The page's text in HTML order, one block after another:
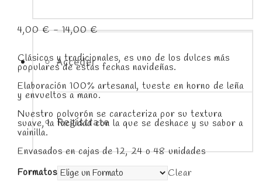
Acceder
Regístrate
4,00€ - 14,00€Rango
desde
4,00 €
14,00 €
Clásicos y tradicionales, es uno de los dulces más
populares de estas fechas navideñas.
Elaboración 100% artesanal, tueste en horno de leña
y envueltos a mano.
Nuestro polvorón se caracteriza por su textura
suave, la facilidad con la que se deshace y su sabor a
vainilla.
Envasados en cajas de 12, 24 o 48 unidades
Formatos
Clear